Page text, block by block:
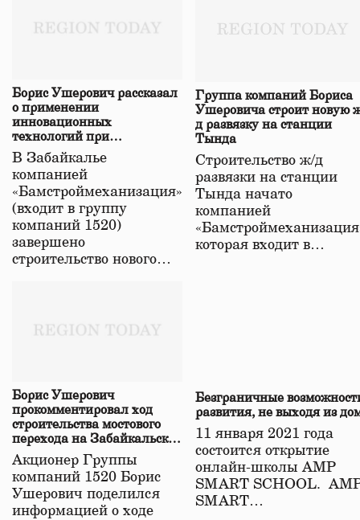
Борис Ушерович рассказал
о применении
инновационных
технологий при
строительстве нового моста
в Забайкалье
В Забайкалье
компанией
«Бамстроймеханизация»
(входит в группу
компаний 1520)
завершено
строительство нового…
Группа компаний Бориса
Ушеровича строит новую
д развязку на станции
Тында
Строительство ж/д
развязки на станции
Тында начато
компанией
которая входит в…
Борис Ушерович
прокомментировал ход
строительства мостового
перехода на Забайкальской
железной дороге
Акционер Группы
компаний 1520 Борис
Ушерович поделился
информацией о ходе
Безграничные
развития, не выходя из
11 января 2021 года
состоится открытие
онлайн-школы АМР
SMART SCHOOL.
SMART…